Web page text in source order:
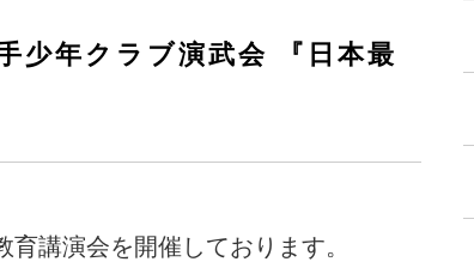
年クラブ演武会 『日本最
講演会を開催しております。